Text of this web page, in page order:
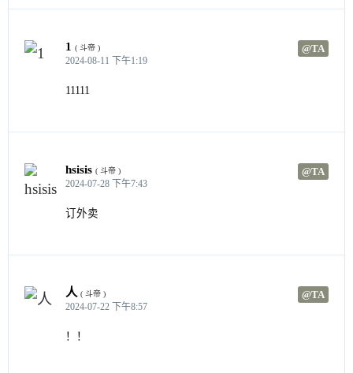
1 @TA
( 斗帝 )
2024-08-11 下午1:19
11111
hsisis @TA
( 斗帝 )
2024-07-28 下午7:43
订外卖
人 @TA
( 斗帝 )
2024-07-22 下午8:57
！！